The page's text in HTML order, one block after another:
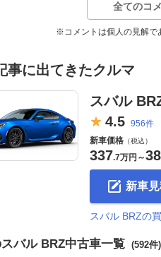
全てのコ
※コメントは個人の見解で
事に出てきたクルマ
スバル
4.5 956件
新車価格 （税込）
337.7万円 ～
新車
スバル BRZの
バル BRZ中古車一覧 (592件)